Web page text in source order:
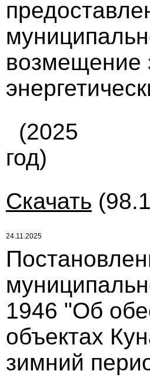
возмещение
(2025
год)
Скачать
24.11.2025
1946 "Об
объектах
зимний